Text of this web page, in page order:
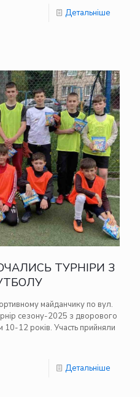
Детальніше
ТУРНІРИ З
майданчику по вул.
сезону-2025 з дворового
10-12 років. Участь прийняли
Детальніше